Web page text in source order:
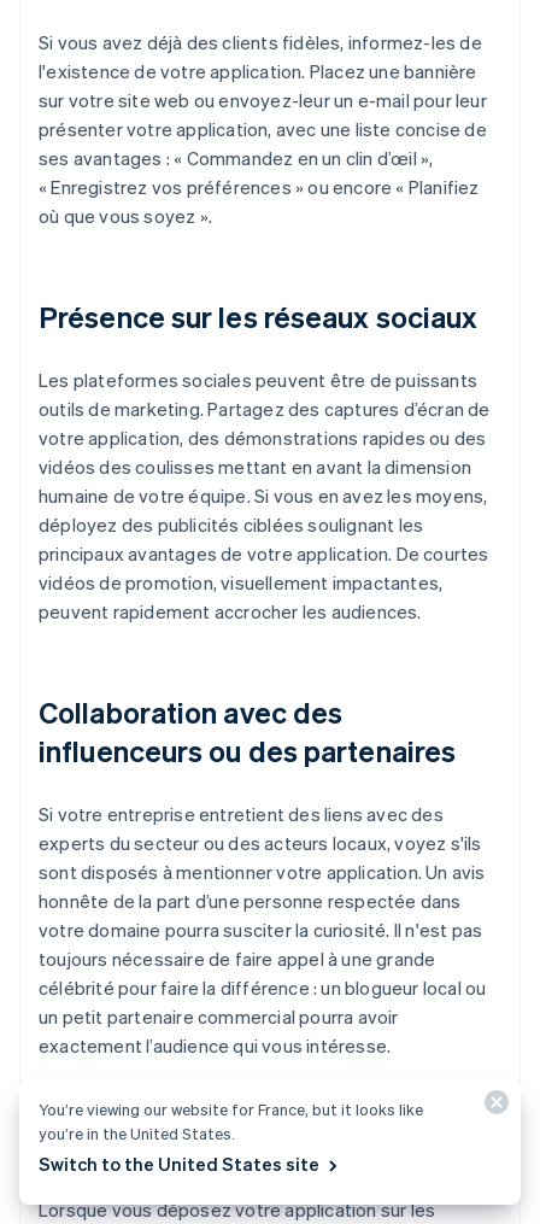
Si vous avez déjà des clients fidèles, informez-les de
l'existence de votre application. Placez une bannière
sur votre site web ou envoyez-leur un e-mail pour leur
présenter votre application, avec une liste concise de
ses avantages : « Commandez en un clin d’œil »,
« Enregistrez vos préférences » ou encore « Planifiez
où que vous soyez ».
Présence sur les réseaux sociaux
Les plateformes sociales peuvent être de puissants
outils de marketing. Partagez des captures d’écran de
votre application, des démonstrations rapides ou des
vidéos des coulisses mettant en avant la dimension
humaine de votre équipe. Si vous en avez les moyens,
déployez des publicités ciblées soulignant les
principaux avantages de votre application. De courtes
vidéos de promotion, visuellement impactantes,
peuvent rapidement accrocher les audiences.
Collaboration avec des
influenceurs ou des partenaires
Si votre entreprise entretient des liens avec des
experts du secteur ou des acteurs locaux, voyez s'ils
sont disposés à mentionner votre application. Un avis
honnête de la part d’une personne respectée dans
votre domaine pourra susciter la curiosité. Il n'est pas
toujours nécessaire de faire appel à une grande
célébrité pour faire la différence : un blogueur local ou
un petit partenaire commercial pourra avoir
exactement l’audience qui vous intéresse.
Optimisation sur les app stores
Lorsque vous déposez votre application sur les
You’re viewing our website for France, but it looks like
you’re in the United States.
Switch to the United States site